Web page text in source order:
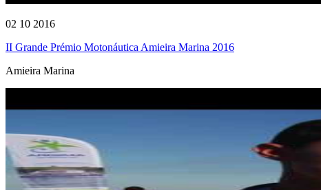
02 10 2016
II Grande Prémio Motonáutica Amieira Marina 2016
Amieira Marina